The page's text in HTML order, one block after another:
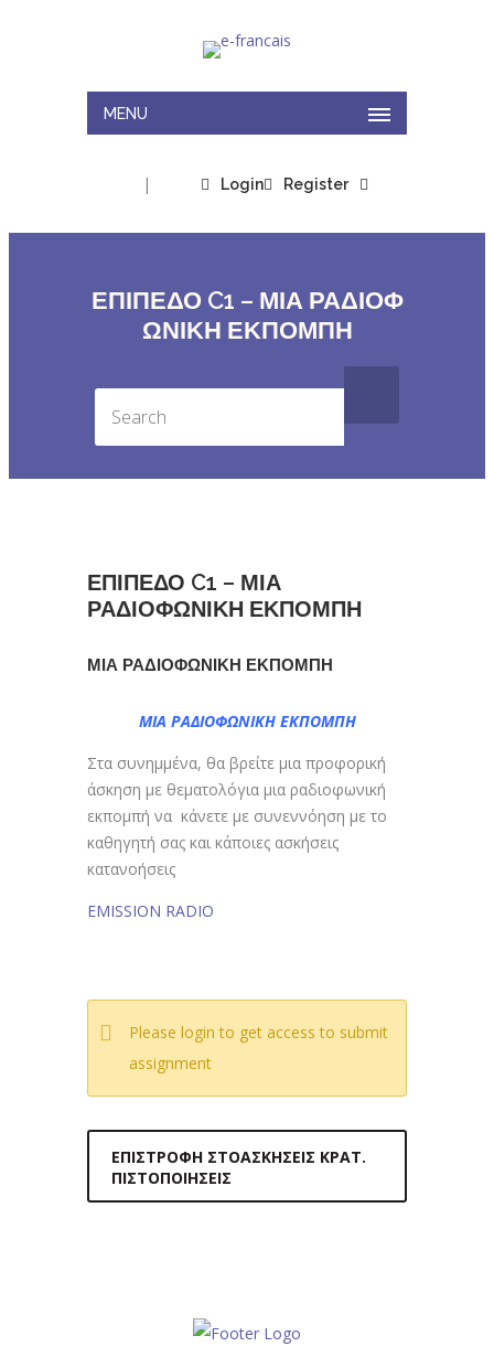
MENU
Login
| Register
ΕΠΙΠΕΔΟ C1 – ΜΙΑ ΡΑΔΙΟΦ
ΩΝΙΚΗ ΕΚΠΟΜΠΗ
ΕΠΙΠΕΔΟ C1 – ΜΙΑ
ΡΑΔΙΟΦΩΝΙΚΗ ΕΚΠΟΜΠΗ
ΜΙΑ ΡΑΔΙΟΦΩΝΙΚΗ ΕΚΠΟΜΠΗ
ΜΙΑ ΡΑΔΙΟΦΩΝΙΚΗ ΕΚΠΟΜΠΗ
Στα συνημμένα, θα βρείτε μια προφορική
άσκηση με θεματολόγια μια ραδιοφωνική
εκπομπή να κάνετε με συνεννόηση με το
καθηγητή σας και κάποιες ασκήσεις
κατανοήσεις
EMISSION RADIO
Please login to get access to submit
assignment
ΕΠΙΣΤΡΟΦΉ ΣΤΟΑΣΚΉΣΕΙΣ ΚΡΑΤ.
ΠΙΣΤΟΠΟΙΉΣΕΙΣ